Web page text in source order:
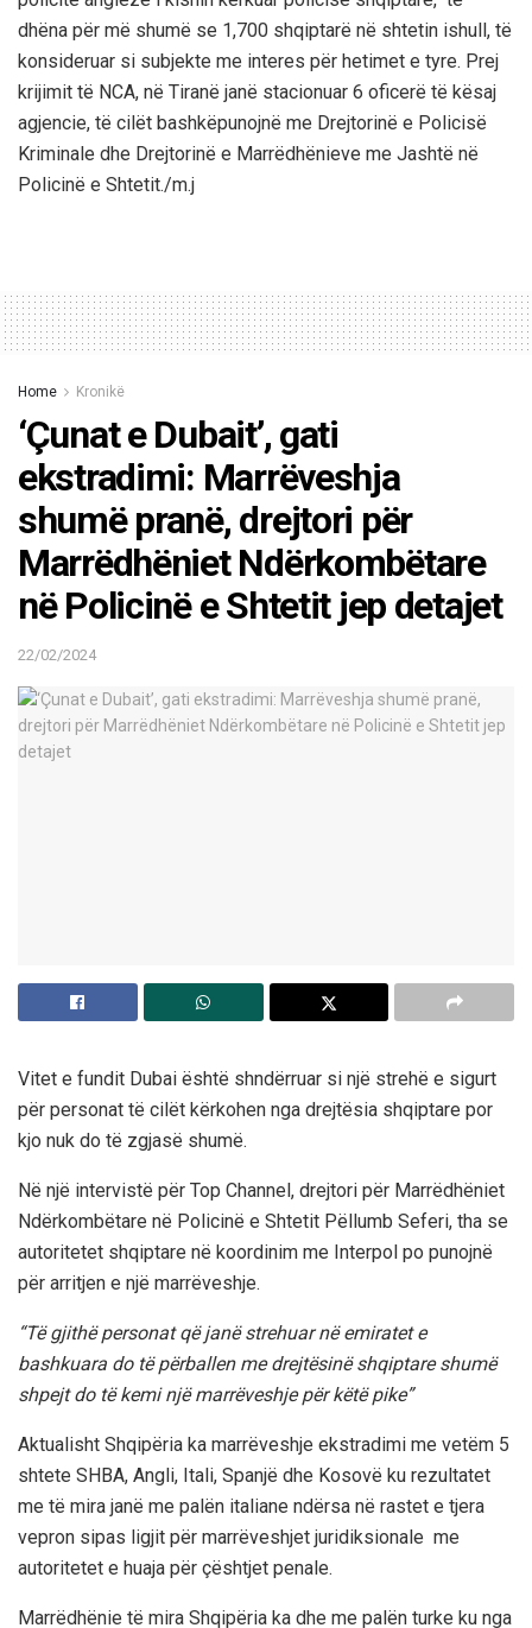
dhëna për më shumë se 1,700 shqiptarë në shtetin ishull, të
konsideruar si subjekte me interes për hetimet e tyre. Prej
krijimit të NCA, në Tiranë janë stacionuar 6 oficerë të kësaj
agjencie, të cilët bashkëpunojnë me Drejtorinë e Policisë
Kriminale dhe Drejtorinë e Marrëdhënieve me Jashtë në
Policinë e Shtetit./m.j
Home Kronikë
‘Çunat e Dubait’, gati
ekstradimi: Marrëveshja
shumë pranë, drejtori për
Marrëdhëniet Ndërkombëtare
në Policinë e Shtetit jep detajet
22/02/2024
Vitet e fundit Dubai është shndërruar si një strehë e sigurt
për personat të cilët kërkohen nga drejtësia shqiptare por
kjo nuk do të zgjasë shumë.
Në një intervistë për Top Channel, drejtori për Marrëdhëniet
Ndërkombëtare në Policinë e Shtetit Pëllumb Seferi, tha se
autoritetet shqiptare në koordinim me Interpol po punojnë
për arritjen e një marrëveshje.
“Të gjithë personat që janë strehuar në emiratet e
bashkuara do të përballen me drejtësinë shqiptare shumë
shpejt do të kemi një marrëveshje për këtë pike”
Aktualisht Shqipëria ka marrëveshje ekstradimi me vetëm 5
shtete SHBA, Angli, Itali, Spanjë dhe Kosovë ku rezultatet
me të mira janë me palën italiane ndërsa në rastet e tjera
vepron sipas ligjit për marrëveshjet juridiksionale me
autoritetet e huaja për çështjet penale.
Marrëdhënie të mira Shqipëria ka dhe me palën turke ku nga